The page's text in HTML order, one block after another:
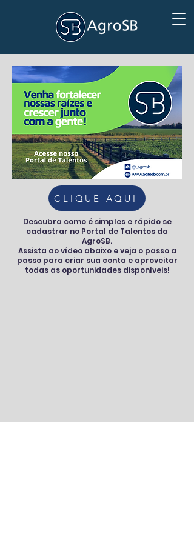
CLIQUE AQUI
Descubra como é simples e rápido se
cadastrar no Portal de Talentos da
AgroSB.
Assista ao vídeo abaixo e veja o passo a
passo para criar sua conta e aproveitar
todas as oportunidades disponíveis!